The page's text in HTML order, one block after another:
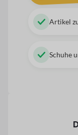
Artikel
Schuhe